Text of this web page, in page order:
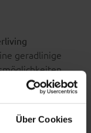
Über Cookies
geradlinige
für ein ruhiges
nickelfarbene
das sachliche
Bedienung.